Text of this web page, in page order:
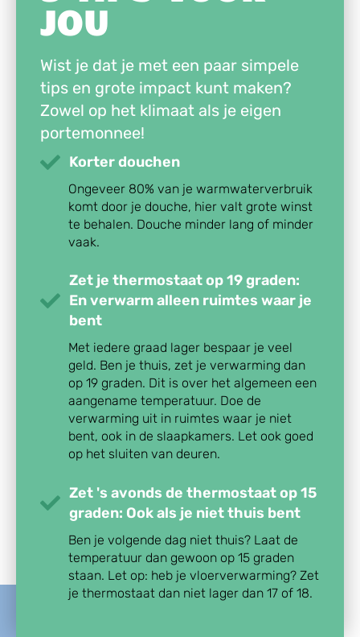
JOU
Wist je dat je met een paar simpele
tips en grote impact kunt maken?
Zowel op het klimaat als je eigen
portemonnee!
Korter douchen
Ongeveer 80% van je warmwaterverbruik
komt door je douche, hier valt grote winst
te behalen. Douche minder lang of minder
vaak.
Zet je thermostaat op 19 graden:
En verwarm alleen ruimtes waar je
bent
Met iedere graad lager bespaar je veel
geld. Ben je thuis, zet je verwarming dan
op 19 graden. Dit is over het algemeen een
aangename temperatuur. Doe de
verwarming uit in ruimtes waar je niet
bent, ook in de slaapkamers. Let ook goed
op het sluiten van deuren.
Zet 's avonds de thermostaat op 15
graden: Ook als je niet thuis bent
Ben je volgende dag niet thuis? Laat de
temperatuur dan gewoon op 15 graden
staan. Let op: heb je vloerverwarming? Zet
je thermostaat dan niet lager dan 17 of 18.